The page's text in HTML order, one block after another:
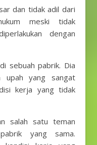
dan tidak adil dari
meski tidak
dengan
sebuah pabrik. Dia
upah yang sangat
kerja yang tidak
salah satu teman
yang sama.